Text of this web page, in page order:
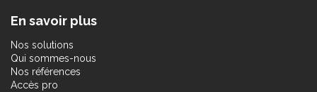
En savoir plus
Nos solutions
Qui sommes-nous
Nos références
Accès pro